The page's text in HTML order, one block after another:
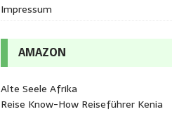
Impressum
AMAZON
Alte Seele Afrika
Reise Know-How Reiseführer Kenia